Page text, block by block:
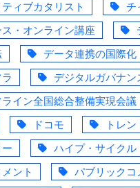
ィブカタリスト
チ
・オンライン講座
データ連携の国際化
デジタルガバナン
イン全国総合整備実現会議
ドコモ トレン
ハイプ・サイクル
ント
パブリックコ